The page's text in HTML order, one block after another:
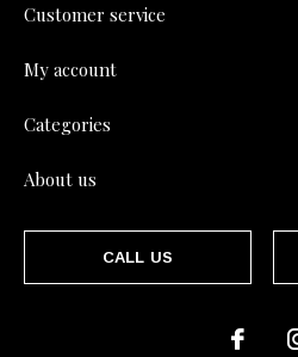
Customer service
My account
Categories
About us
CALL US